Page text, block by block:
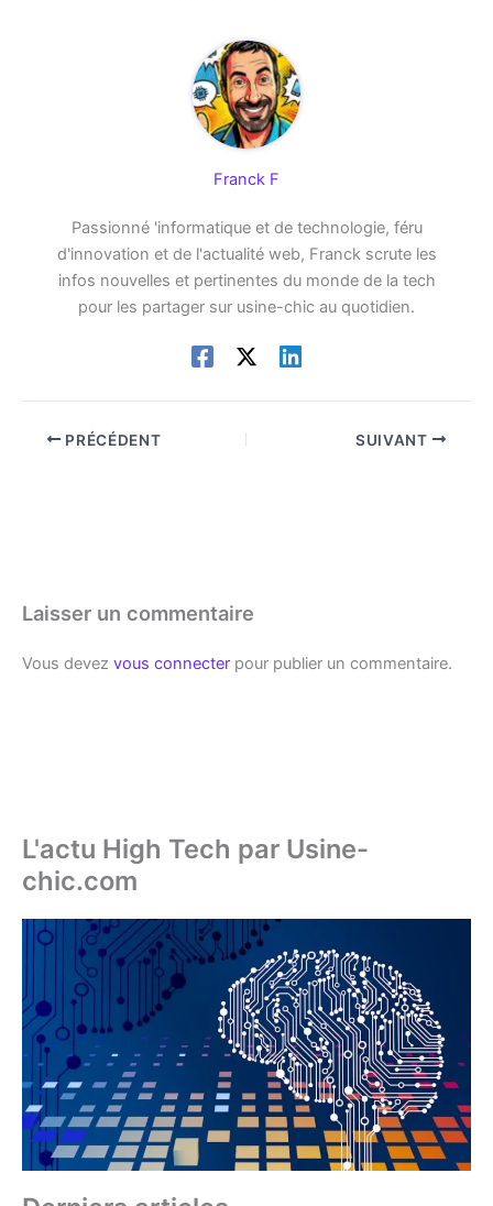
Franck F
Passionné 'informatique et de technologie, féru
d'innovation et de l'actualité web, Franck scrute les
infos nouvelles et pertinentes du monde de la tech
pour les partager sur usine-chic au quotidien.
PRÉCÉDENT SUIVANT
Laisser un commentaire
Vous devez vous connecter pour publier un commentaire.
L'actu High Tech par Usine-
chic.com